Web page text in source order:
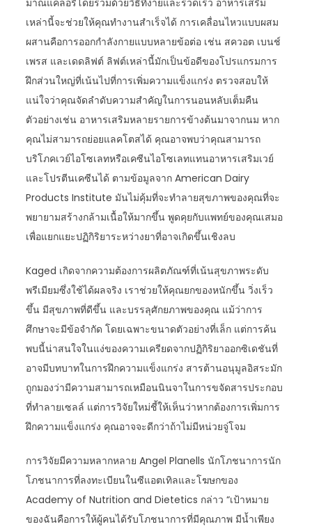
มาณแคลอรี่โดยรวมด้วยวิธีที่ง่ายและรวดเร็ว อาหารเสริม
เหล่านี้จะช่วยให้คุณทำงานสำเร็จได้ การเคลื่อนไหวแบบผสม
ผสานคือการออกกำลังกายแบบหลายข้อต่อ เช่น สควอต เบนช์
เพรส และเดดลิฟต์ ลิฟต์เหล่านี้มักเป็นข้อดีของโปรแกรมการ
ฝึกส่วนใหญ่ที่เน้นไปที่การเพิ่มความแข็งแกร่ง ตรวจสอบให้
แน่ใจว่าคุณจัดลำดับความสำคัญในการนอนหลับเต็มคืน
ตัวอย่างเช่น อาหารเสริมหลายรายการข้างต้นมาจากนม หาก
คุณไม่สามารถย่อยแลคโตสได้ คุณอาจพบว่าคุณสามารถ
บริโภคเวย์ไอโซเลทหรือเคซีนไอโซเลทแทนอาหารเสริมเวย์
และโปรตีนเคซีนได้ ตามข้อมูลจาก American Dairy
Products Institute มันไม่คุ้มที่จะทำลายสุขภาพของคุณที่จะ
พยายามสร้างกล้ามเนื้อให้มากขึ้น พูดคุยกับแพทย์ของคุณเสมอ
เพื่อแยกแยะปฏิกิริยาระหว่างยาที่อาจเกิดขึ้นเชิงลบ
Kaged เกิดจากความต้องการผลิตภัณฑ์ที่เน้นสุขภาพระดับ
พรีเมียมซึ่งใช้ได้ผลจริง เราช่วยให้คุณยกของหนักขึ้น วิ่งเร็ว
ขึ้น มีสุขภาพที่ดีขึ้น และบรรลุศักยภาพของคุณ แม้ว่าการ
ศึกษาจะมีข้อจำกัด โดยเฉพาะขนาดตัวอย่างที่เล็ก แต่การค้น
พบนี้น่าสนใจในแง่ของความเครียดจากปฏิกิริยาออกซิเดชันที่
อาจมีบทบาทในการฝึกความแข็งแกร่ง สารต้านอนุมูลอิสระมัก
ถูกมองว่ามีความสามารถเหมือนนินจาในการขจัดสารประกอบ
ที่ทำลายเซลล์ แต่การวิจัยใหม่ชี้ให้เห็นว่าหากต้องการเพิ่มการ
ฝึกความแข็งแกร่ง คุณอาจจะดีกว่าถ้าไม่มีหน่วยจู่โจม
การวิจัยมีความหลากหลาย Angel Planells นักโภชนาการนัก
โภชนาการที่ลงทะเบียนในซีแอตเทิลและโฆษกของ
Academy of Nutrition and Dietetics กล่าว “เป้าหมาย
ของฉันคือการให้ผู้คนได้รับโภชนาการที่มีคุณภาพ มีน้ำเพียง